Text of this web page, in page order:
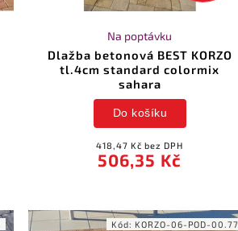
Dlažba betonová BEST KORZO
tl.4cm standard colormix
sahara
Na poptávku
418,47 Kč bez DPH
506,35 Kč
Do košíku
Kód: KORZO-06-POD-00.77